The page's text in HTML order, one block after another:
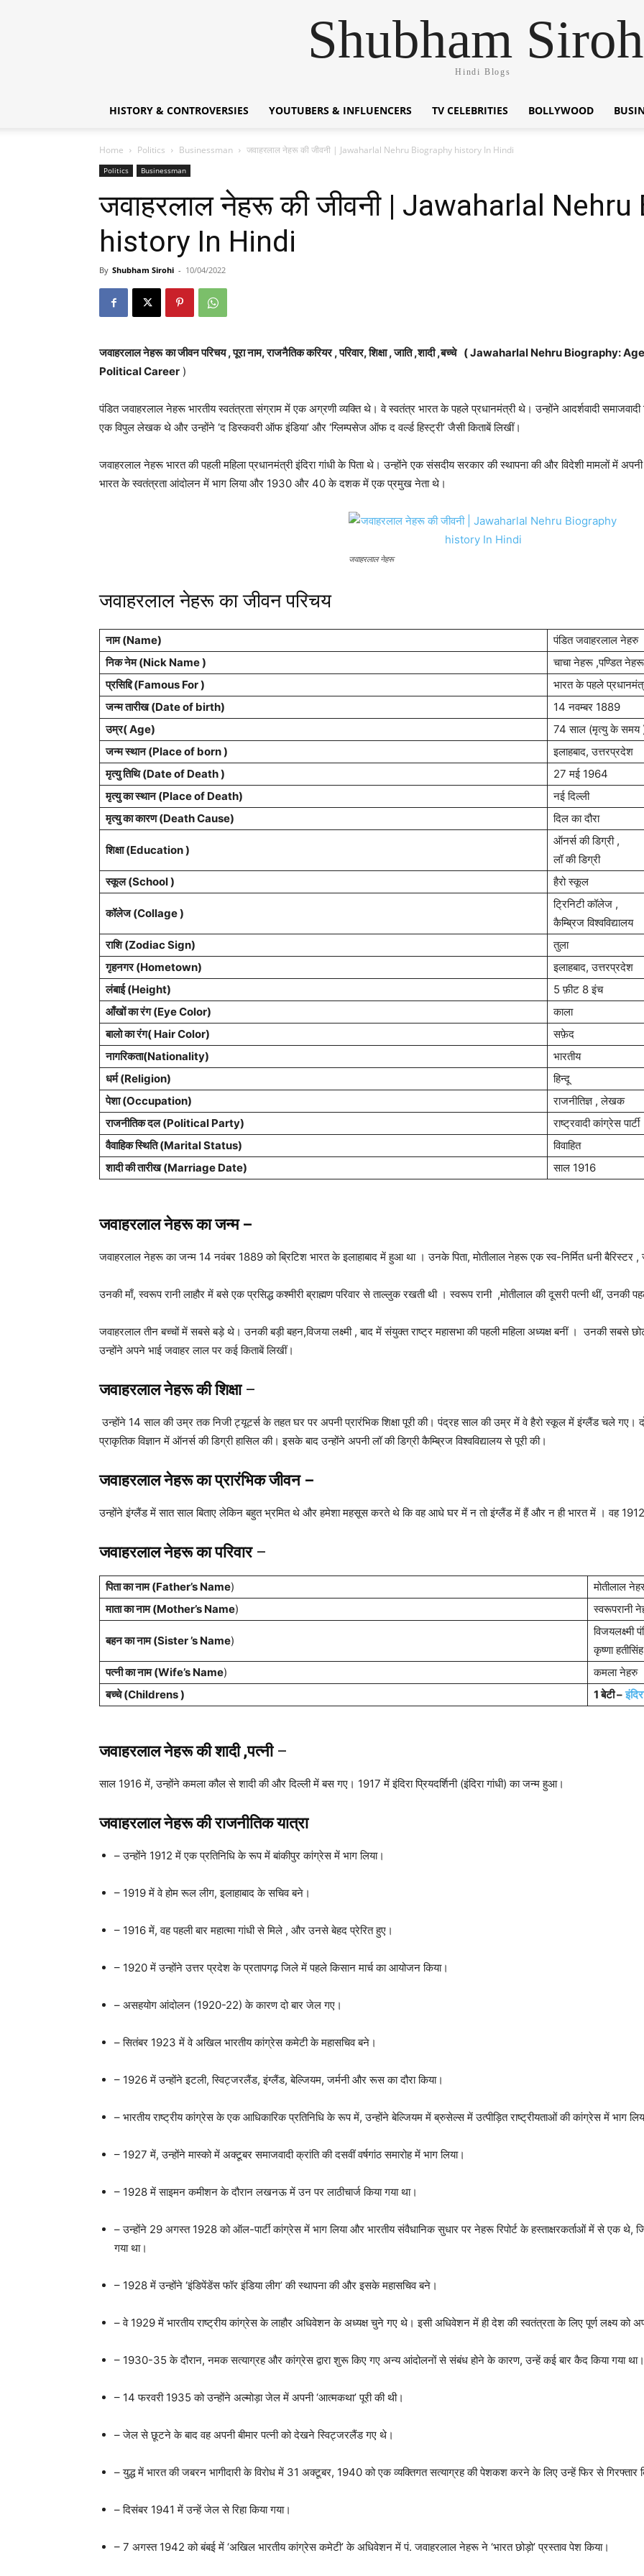
Shubham
Hindi Blogs
HISTORY & CONTROVERSIES YOUTUBERS & INFLUENCERS TV CELEBRITIES BOLLYWOOD
Home Politics Businessman जवाहरलाल नेहरू की जीवनी | Jawaharlal Nehru Biography history In Hindi
Politics Businessman
जवाहरलाल नेहरू की जीवनी | Jawaharlal
history In Hindi
By Shubham Sirohi - 10/04/2022
जवाहरलाल नेहरू का जीवन परिचय , पूरा नाम, राजनैतिक करियर , परिवार, शिक्षा , जाति ,शादी ,बच्चे (Jawaharlal Nehru Biography:
Political Career )
पंडित जवाहरलाल नेहरू भारतीय स्वतंत्रता संग्राम में एक अग्रणी व्यक्ति थे। वे स्वतंत्र भारत के पहले प्रधानमंत्री थे। उन्होंने आदर्शवादी
एक विपुल लेखक थे और उन्होंने ‘द डिस्कवरी ऑफ इंडिया’ और ‘ग्लिम्पसेज ऑफ द वर्ल्ड हिस्ट्री’ जैसी किताबें लिखीं।
जवाहरलाल नेहरू भारत की पहली महिला प्रधानमंत्री इंदिरा गांधी के पिता थे। उन्होंने एक संसदीय सरकार की स्थापना की और विदेशी मामलों में
भारत के स्वतंत्रता आंदोलन में भाग लिया और 1930 और 40 के दशक में एक प्रमुख नेता थे।
जवाहरलाल नेहरू
जवाहरलाल नेहरू का जीवन परिचय
नाम (Name)
पंडित जवाहरलाल नेहरु
निक नेम (Nick Name )
चाचा नेहरू ,पण्डित नेहरू
प्रसिद्दि (Famous For )
भारत के पहले
जन्म तारीख (Date of birth)
14 नवम्बर 1889
उम्र( Age)
74 साल (मृत्यु के समय
जन्म स्थान (Place of born )
इलाहबाद, उत्तरप्रदेश
मृत्यु तिथि (Date of Death )
27 मई 1964
मृत्यु का स्थान (Place of Death)
नई दिल्ली
मृत्यु का कारण (Death Cause)
दिल का दौरा
शिक्षा (Education )
ऑनर्स की डिग्री ,
लॉ की डिग्री
स्कूल (School )
हैरो स्कूल
कॉलेज (Collage )
ट्रिनिटी कॉलेज ,
कैम्ब्रिज विश्वविद्यालय
राशि (Zodiac Sign)
तुला
गृहनगर (Hometown)
इलाहबाद, उत्तरप्रदेश
लंबाई (Height)
5 फ़ीट 8 इंच
आँखों का रंग (Eye Color)
काला
बालो का रंग( Hair Color)
सफ़ेद
नागरिकता(Nationality)
भारतीय
धर्म (Religion)
हिन्दू
पेशा (Occupation)
राजनीतिज्ञ , लेखक
राजनीतिक दल (Political Party)
राष्ट्रवादी कांग्रेस पार्टी
वैवाहिक स्थिति (Marital Status)
विवाहित
शादी की तारीख (Marriage Date)
साल 1916
जवाहरलाल नेहरू का जन्म –
जवाहरलाल नेहरू का जन्म 14 नवंबर 1889 को ब्रिटिश भारत के इलाहाबाद में हुआ था । उनके पिता, मोतीलाल नेहरू एक स्व-निर्मित धनी बैरिस्टर
उनकी माँ, स्वरूप रानी लाहौर में बसे एक प्रसिद्ध कश्मीरी ब्राह्मण परिवार से ताल्लुक रखती थी । स्वरूप रानी ,मोतीलाल की दूसरी पत्नी थीं, उनकी
जवाहरलाल तीन बच्चों में सबसे बड़े थे। उनकी बड़ी बहन,विजया लक्ष्मी , बाद में संयुक्त राष्ट्र महासभा की पहली महिला अध्यक्ष बनीं । उनकी सबसे
उन्होंने अपने भाई जवाहर लाल पर कई किताबें लिखीं।
जवाहरलाल नेहरू की शिक्षा –
उन्होंने 14 साल की उम्र तक निजी ट्यूटर्स के तहत घर पर अपनी प्रारंभिक शिक्षा पूरी की। पंद्रह साल की उम्र में वे हैरो स्कूल में इंग्लैंड चले
प्राकृतिक विज्ञान में ऑनर्स की डिग्री हासिल की। इसके बाद उन्होंने अपनी लॉ की डिग्री कैम्ब्रिज विश्वविद्यालय से पूरी की।
जवाहरलाल नेहरू का प्रारंभिक जीवन –
उन्होंने इंग्लैंड में सात साल बिताए लेकिन बहुत भ्रमित थे और हमेशा महसूस करते थे कि वह आधे घर में न तो इंग्लैंड में हैं और न ही भारत में । वह
जवाहरलाल नेहरू का परिवार –
पिता का नाम (Father’s Name)
मोतीलाल
माता का नाम (Mother’s Name) स्वरूपरानी
बहन का नाम (Sister ’s Name)
विजयलक्ष्मी
कृष्णा हतीसिंह
पत्नी का नाम (Wife’s Name)
कमला नेहरु
बच्चे (Childrens )
1 बेटी –
जवाहरलाल नेहरू की शादी ,पत्नी –
साल 1916 में, उन्होंने कमला कौल से शादी की और दिल्ली में बस गए। 1917 में इंदिरा प्रियदर्शिनी (इंदिरा गांधी) का जन्म हुआ।
जवाहरलाल नेहरू की राजनीतिक यात्रा
– उन्होंने 1912 में एक प्रतिनिधि के रूप में बांकीपुर कांग्रेस में भाग लिया।
– 1919 में वे होम रूल लीग, इलाहाबाद के सचिव बने।
– 1916 में, वह पहली बार महात्मा गांधी से मिले , और उनसे बेहद प्रेरित हुए।
– 1920 में उन्होंने उत्तर प्रदेश के प्रतापगढ़ जिले में पहले किसान मार्च का आयोजन किया।
– असहयोग आंदोलन (1920-22) के कारण दो बार जेल गए।
– सितंबर 1923 में वे अखिल भारतीय कांग्रेस कमेटी के महासचिव बने।
– 1926 में उन्होंने इटली, स्विट्जरलैंड, इंग्लैंड, बेल्जियम, जर्मनी और रूस का दौरा किया।
– भारतीय राष्ट्रीय कांग्रेस के एक आधिकारिक प्रतिनिधि के रूप में, उन्होंने बेल्जियम में ब्रुसेल्स में उत्पीड़ित राष्ट्रीयताओं की कांग्रेस में भाग
– 1927 में, उन्होंने मास्को में अक्टूबर समाजवादी क्रांति की दसवीं वर्षगांठ समारोह में भाग लिया।
– 1928 में साइमन कमीशन के दौरान लखनऊ में उन पर लाठीचार्ज किया गया था।
– उन्होंने 29 अगस्त 1928 को ऑल-पार्टी कांग्रेस में भाग लिया और भारतीय संवैधानिक सुधार पर नेहरू रिपोर्ट के हस्ताक्षरकर्ताओं में से एक थे,
गया था।
– 1928 में उन्होंने ‘इंडिपेंडेंस फॉर इंडिया लीग’ की स्थापना की और इसके महासचिव बने।
– वे 1929 में भारतीय राष्ट्रीय कांग्रेस के लाहौर अधिवेशन के अध्यक्ष चुने गए थे। इसी अधिवेशन में ही देश की स्वतंत्रता के लिए पूर्ण लक्ष्य को
– 1930-35 के दौरान, नमक सत्याग्रह और कांग्रेस द्वारा शुरू किए गए अन्य आंदोलनों से संबंध होने के कारण, उन्हें कई बार कैद किया गया था।
– 14 फरवरी 1935 को उन्होंने अल्मोड़ा जेल में अपनी ‘आत्मकथा’ पूरी की थी।
– जेल से छूटने के बाद वह अपनी बीमार पत्नी को देखने स्विट्जरलैंड गए थे।
– युद्ध में भारत की जबरन भागीदारी के विरोध में 31 अक्टूबर, 1940 को एक व्यक्तिगत सत्याग्रह की पेशकश करने के लिए उन्हें फिर से गिरफ्तार
– दिसंबर 1941 में उन्हें जेल से रिहा किया गया।
– 7 अगस्त 1942 को बंबई में ‘अखिल भारतीय कांग्रेस कमेटी’ के अधिवेशन में पं. जवाहरलाल नेहरू ने ‘भारत छोड़ो’ प्रस्ताव पेश किया।